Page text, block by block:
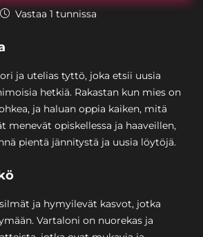
Vastaa 1 tunnissa
ja utelias tyttö, joka etsii uusia
hetkiä. Rakastan kun mies on
ja haluan oppia kaiken, mitä
menevät opiskellessa ja haaveillen,
pientä jännitystä ja uusia löytöjä.
ja hymyilevät kasvot, jotka
Vartaloni on nuorekas ja